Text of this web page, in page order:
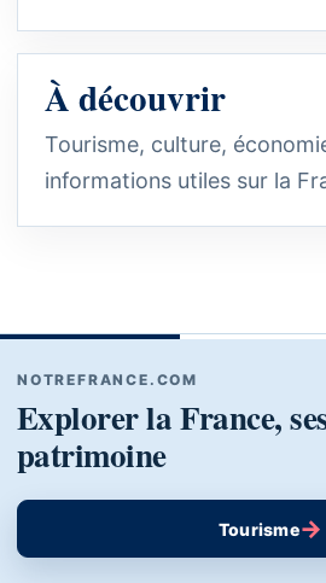
À découvrir
Tourisme, culture,
informations utiles sur la
NOTREFRANCE.COM
Explorer la France,
patrimoine
Tourisme→